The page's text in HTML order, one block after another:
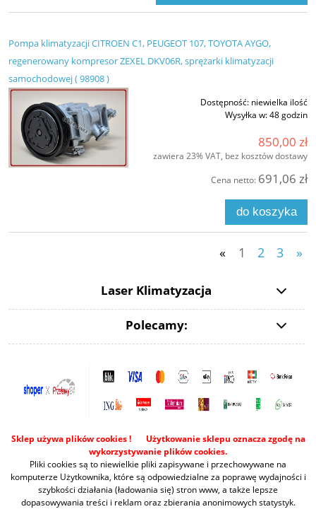
Pompa klimatyzacji CITROEN C1, PEUGEOT 107, TOYOTA AYGO,
regenerowany kompresor ZEXEL DKV06R, sprężarki klimatyzacji
samochodowej ( 98908 )
Dostępność: niewielka ilość
Wysyłka w:48 godzin
850,00 zł
zawiera 23% VAT, bez kosztów dostawy
Cena netto: 691,06 zł
do koszyka
« 1 2 3 »
Laser Klimatyzacja
Polecamy:
Sklep używa plików cookies ! Użytkowanie sklepu oznacza zgodę na
wykorzystywanie plików cookies.
Pliki cookies są to niewielkie pliki zapisywane i przechowywane na
komputerze Użytkownika, które są odpowiedzialne za poprawę wydajności i
szybkości działania (ładowania się) stron www, a także lepsze
dopasowywania treści i reklam oraz zbierania anonimowych statystyk.